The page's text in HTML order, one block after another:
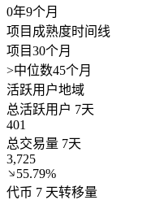
0年9个月
项目成熟度时间线
项目30个月
>中位数45个月
活跃用户地域
总活跃用户 7天
401
总交易量 7天
3,725
55.79%
代币 7 天转移量